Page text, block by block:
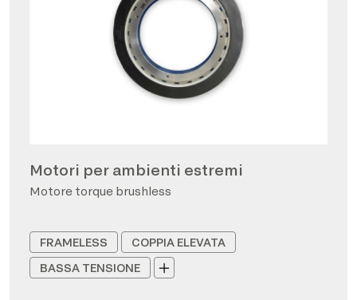
Motori per ambienti estremi
Motore torque brushless
FRAMELESS
COPPIA ELEVATA
BASSA TENSIONE